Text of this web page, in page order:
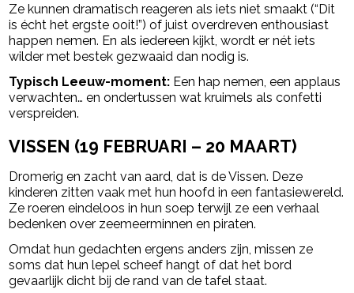
Ze kunnen dramatisch reageren als iets niet smaakt (“Dit
is écht het ergste ooit!”) of juist overdreven enthousiast
happen nemen. En als iedereen kijkt, wordt er nét iets
wilder met bestek gezwaaid dan nodig is.
Typisch Leeuw-moment: Een hap nemen, een applaus
verwachten… en ondertussen wat kruimels als confetti
verspreiden.
VISSEN (19 FEBRUARI – 20 MAART)
Dromerig en zacht van aard, dat is deVissen. Deze
kinderen zitten vaak met hun hoofd in een fantasiewereld.
Ze roeren eindeloos in hun soep terwijl ze een verhaal
bedenken over zeemeerminnen en piraten.
Omdat hun gedachten ergens anders zijn, missen ze
soms dat hun lepel scheef hangt of dat het bord
gevaarlijk dicht bij de rand van de tafel staat.